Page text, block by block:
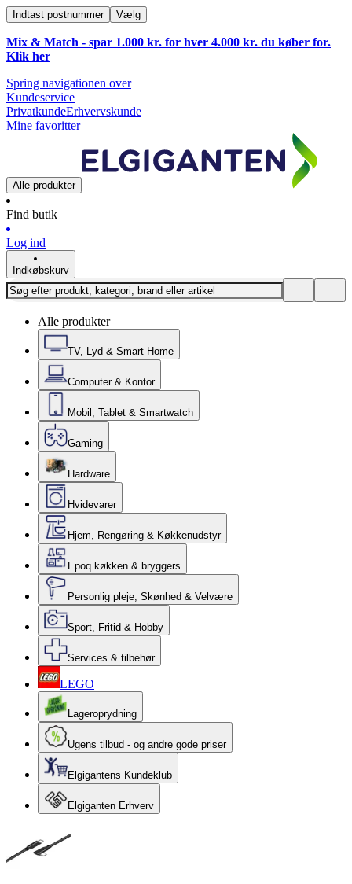
Indtast postnummer Vælg
Mix & Match - spar 1.000 kr. for hver 4.000 kr. du køber for.
Klik her
Spring navigationen over
Kundeservice
PrivatkundeErhvervskunde
Mine favoritter
Alle produkter
Find butik
Log ind
Indkøbskurv
Alle produkter
TV, Lyd & Smart Home
Computer & Kontor
Mobil, Tablet & Smartwatch
Gaming
Hardware
Hvidevarer
Hjem, Rengøring & Køkkenudstyr
Epoq køkken & bryggers
Personlig pleje, Skønhed & Velvære
Sport, Fritid & Hobby
Services & tilbehør
LEGO
Lageroprydning
Ugens tilbud - og andre gode priser
Elgigantens Kundeklub
Elgiganten Erhverv